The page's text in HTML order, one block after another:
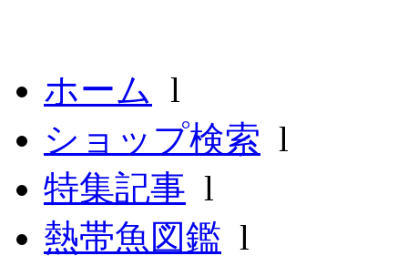
ホーム l
ショップ検索 l
特集記事 l
熱帯魚図鑑 l